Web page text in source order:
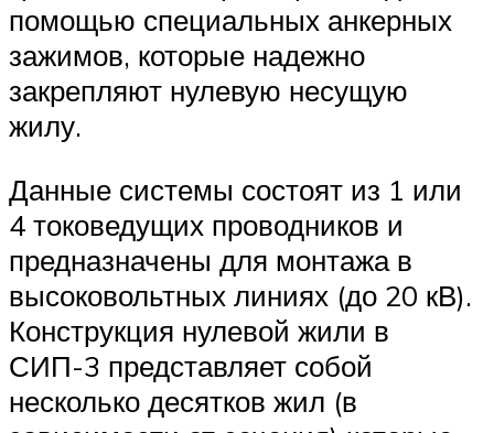
помощью специальных анкерных
зажимов, которые надежно
закрепляют нулевую несущую
жилу.
Данные системы состоят из 1 или
4 токоведущих проводников и
предназначены для монтажа в
высоковольтных линиях (до 20 кВ).
Конструкция нулевой жили в
СИП-3 представляет собой
несколько десятков жил (в